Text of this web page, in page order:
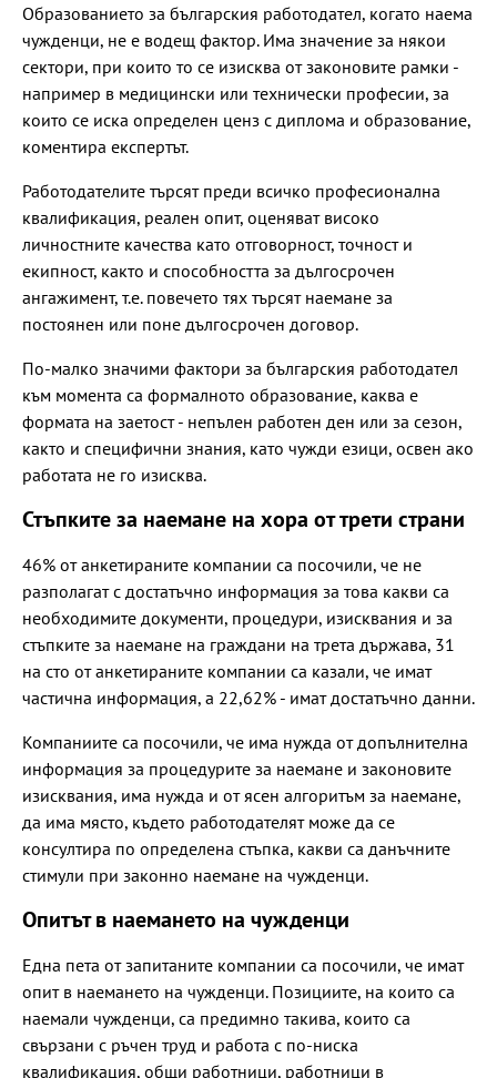
Образованието за българския работодател, когато наема
чужденци, не е водещ фактор. Има значение за някои
сектори, при които то се изисква от законовите рамки -
например в медицински или технически професии, за
които се иска определен ценз с диплома и образование,
коментира експертът.
Работодателите търсят преди всичко професионална
квалификация, реален опит, оценяват високо
личностните качества като отговорност, точност и
екипност, както и способността за дългосрочен
ангажимент, т.е. повечето тях търсят наемане за
постоянен или поне дългосрочен договор.
По-малко значими фактори за българския работодател
към момента са формалното образование, каква е
формата на заетост - непълен работен ден или за сезон,
както и специфични знания, като чужди езици, освен ако
работата не го изисква.
Стъпките за наемане на хора от трети страни
46% от анкетираните компании са посочили, че не
разполагат с достатъчно информация за това какви са
необходимите документи, процедури, изисквания и за
стъпките за наемане на граждани на трета държава, 31
на сто от анкетираните компании са казали, че имат
частична информация, а 22,62% - имат достатъчно данни.
Компаниите са посочили, че има нужда от допълнителна
информация за процедурите за наемане и законовите
изисквания, има нужда и от ясен алгоритъм за наемане,
да има място, където работодателят може да се
консултира по определена стъпка, какви са данъчните
стимули при законно наемане на чужденци.
Опитът в наемането на чужденци
Една пета от запитаните компании са посочили, че имат
опит в наемането на чужденци. Позициите, на които са
наемали чужденци, са предимно такива, които са
свързани с ръчен труд и работа с по-ниска
квалификация, общи работници, работници в